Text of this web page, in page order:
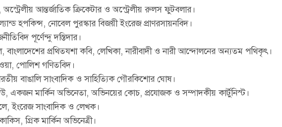
আন্তর্জাতিক ক্রিকেটার ও অস্ট্রেলীয় রুলস ফুটবলার।
হপকিন্স, নোবেল পুরস্কার বিজয়ী ইংরেজ প্রাণরসায়নবিদ।
পূর্ণেন্দু দস্তিদার।
বাংলাদেশের প্রথিতযশা কবি, লেখিকা, নারীবাদী ও নারী আন্দোলনের অন্যতম পথিকৃৎ।
পোলিশ গণিতবিদ।
বাঙালি সাংবাদিক ও সাহিত্যিক গৌরকিশোর ঘোষ।
একজন মার্কিন অভিনেতা, অভিনয়ের কোচ, প্রযোজক ও সম্পাদকীয় কার্টুনিস্ট।
ইংরেজ সাংবাদিক ও লেখক।
গ্রিক মার্কিন অভিনেত্রী।